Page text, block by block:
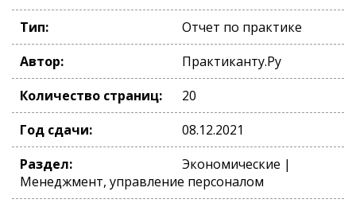
Тип:
Отчет по практике
Автор:
Практиканту.Ру
Количество страниц:
20
Год сдачи:
08.12.2021
Раздел:
Экономические |
Менеджмент, управление персоналом